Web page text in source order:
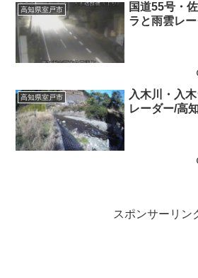
高知県室戸市
国道55号・
ラと雨雲レ
高知県室戸市
入木川・入
レーダー/高
スポンサーリン